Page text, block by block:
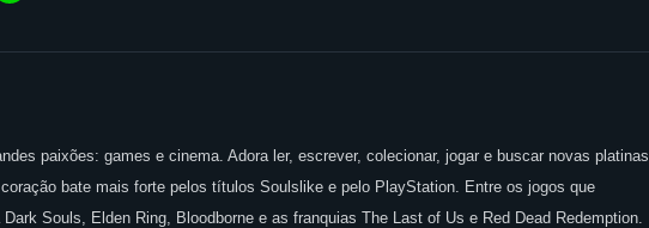
paixões: games e cinema. Adora ler, escrever, colecionar, jogar e buscar novas platinas.
bate mais forte pelos títulos Soulslike e pelo PlayStation. Entre os jogos que
Souls, Elden Ring, Bloodborne e as franquias The Last of Us e Red Dead Redemption.